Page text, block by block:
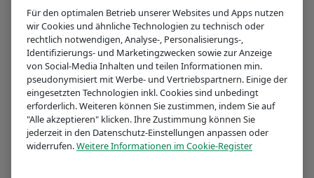
Herzlich willkommen!
Kontonummer
Passwort / Online-Banking-PIN
Für den optimalen Betrieb unserer Websites und Apps nutzen
wir Cookies und ähnliche Technologien zu technisch oder
rechtlich notwendigen, Analyse-, Personalisierungs-,
Identifizierungs- und Marketingzwecken sowie zur Anzeige
von Social-Media Inhalten und teilen Informationen min.
pseudonymisiert mit Werbe- und Vertriebspartnern. Einige der
eingesetzten Technologien inkl. Cookies sind unbedingt
erforderlich. Weiteren können Sie zustimmen, indem Sie auf
"Alle akzeptieren" klicken. Ihre Zustimmung können Sie
jederzeit in den Datenschutz-Einstellungen anpassen oder
widerrufen.Weitere Informationen im Cookie-Register